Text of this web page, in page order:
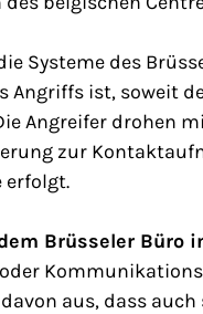
Systeme des
Angriffs ist, soweit
Angreifer drohen
zur
erfolgt.
Brüsseler Büro
aus, dass